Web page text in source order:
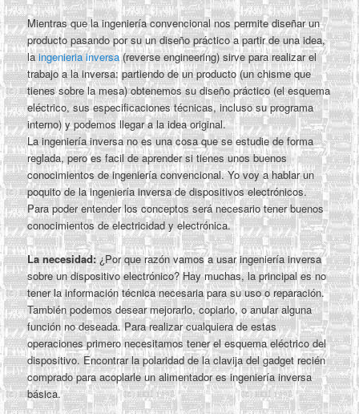
Mientras que la ingeniería convencional nos permite diseñar un
producto pasando por su un diseño práctico a partir de una idea,
laingenieria inversa(reverse engineering) sirve para realizar el
trabajo a la inversa: partiendo de un producto (un chisme que
tienes sobre la mesa) obtenemos su diseño práctico (el esquema
eléctrico, sus especificaciones técnicas, incluso su programa
interno) y podemos llegar a la idea original.
La ingeniería inversa no es una cosa que se estudie de forma
reglada, pero es facil de aprender si tienes unos buenos
conocimientos de ingeniería convencional. Yo voy a hablar un
poquito de la ingeniería inversa de dispositivos electrónicos.
Para poder entender los conceptos será necesario tener buenos
conocimientos de electricidad y electrónica.
La necesidad:¿Por que razón vamos a usar ingeniería inversa
sobre un dispositivo electrónico? Hay muchas, la principal es no
tener la información técnica necesaria para su uso o reparación.
También podemos desear mejorarlo, copiarlo, o anular alguna
función no deseada. Para realizar cualquiera de estas
operaciones primero necesitamos tener el esquema eléctrico del
dispositivo. Encontrar la polaridad de la clavija del gadget recién
comprado para acoplarle un alimentador es ingeniería inversa
básica.